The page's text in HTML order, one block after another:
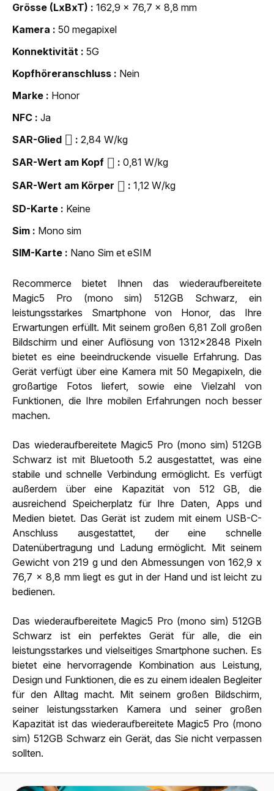
Grösse (LxBxT)
162,9 x 76,7 x 8,8 mm
Kamera
50 megapixel
Konnektivität
5G
Kopfhöreranschluss
Nein
Marke
Honor
NFC
Ja
SAR-Glied
2,84 W/kg
SAR-Wert am Kopf
0,81 W/kg
SAR-Wert am Körper
1,12 W/kg
SD-Karte
Keine
Sim
Mono sim
SIM-Karte
Nano Sim et eSIM
Recommerce bietet Ihnen das wiederaufbereitete
Magic5 Pro (mono sim) 512GB Schwarz, ein
leistungsstarkes Smartphone von Honor, das Ihre
Erwartungen erfüllt. Mit seinem großen 6,81 Zoll großen
Bildschirm und einer Auflösung von 1312x2848 Pixeln
bietet es eine beeindruckende visuelle Erfahrung. Das
Gerät verfügt über eine Kamera mit 50 Megapixeln, die
großartige Fotos liefert, sowie eine Vielzahl von
Funktionen, die Ihre mobilen Erfahrungen noch besser
machen.
Das wiederaufbereitete Magic5 Pro (mono sim) 512GB
Schwarz ist mit Bluetooth 5.2 ausgestattet, was eine
stabile und schnelle Verbindung ermöglicht. Es verfügt
außerdem über eine Kapazität von 512 GB, die
ausreichend Speicherplatz für Ihre Daten, Apps und
Medien bietet. Das Gerät ist zudem mit einem USB-C-
Anschluss ausgestattet, der eine schnelle
Datenübertragung und Ladung ermöglicht. Mit seinem
Gewicht von 219 g und den Abmessungen von 162,9 x
76,7 x 8,8 mm liegt es gut in der Hand und ist leicht zu
bedienen.
Das wiederaufbereitete Magic5 Pro (mono sim) 512GB
Schwarz ist ein perfektes Gerät für alle, die ein
leistungsstarkes und vielseitiges Smartphone suchen. Es
bietet eine hervorragende Kombination aus Leistung,
Design und Funktionen, die es zu einem idealen Begleiter
für den Alltag macht. Mit seinem großen Bildschirm,
seiner leistungsstarken Kamera und seiner großen
Kapazität ist das wiederaufbereitete Magic5 Pro (mono
sim) 512GB Schwarz ein Gerät, das Sie nicht verpassen
sollten.